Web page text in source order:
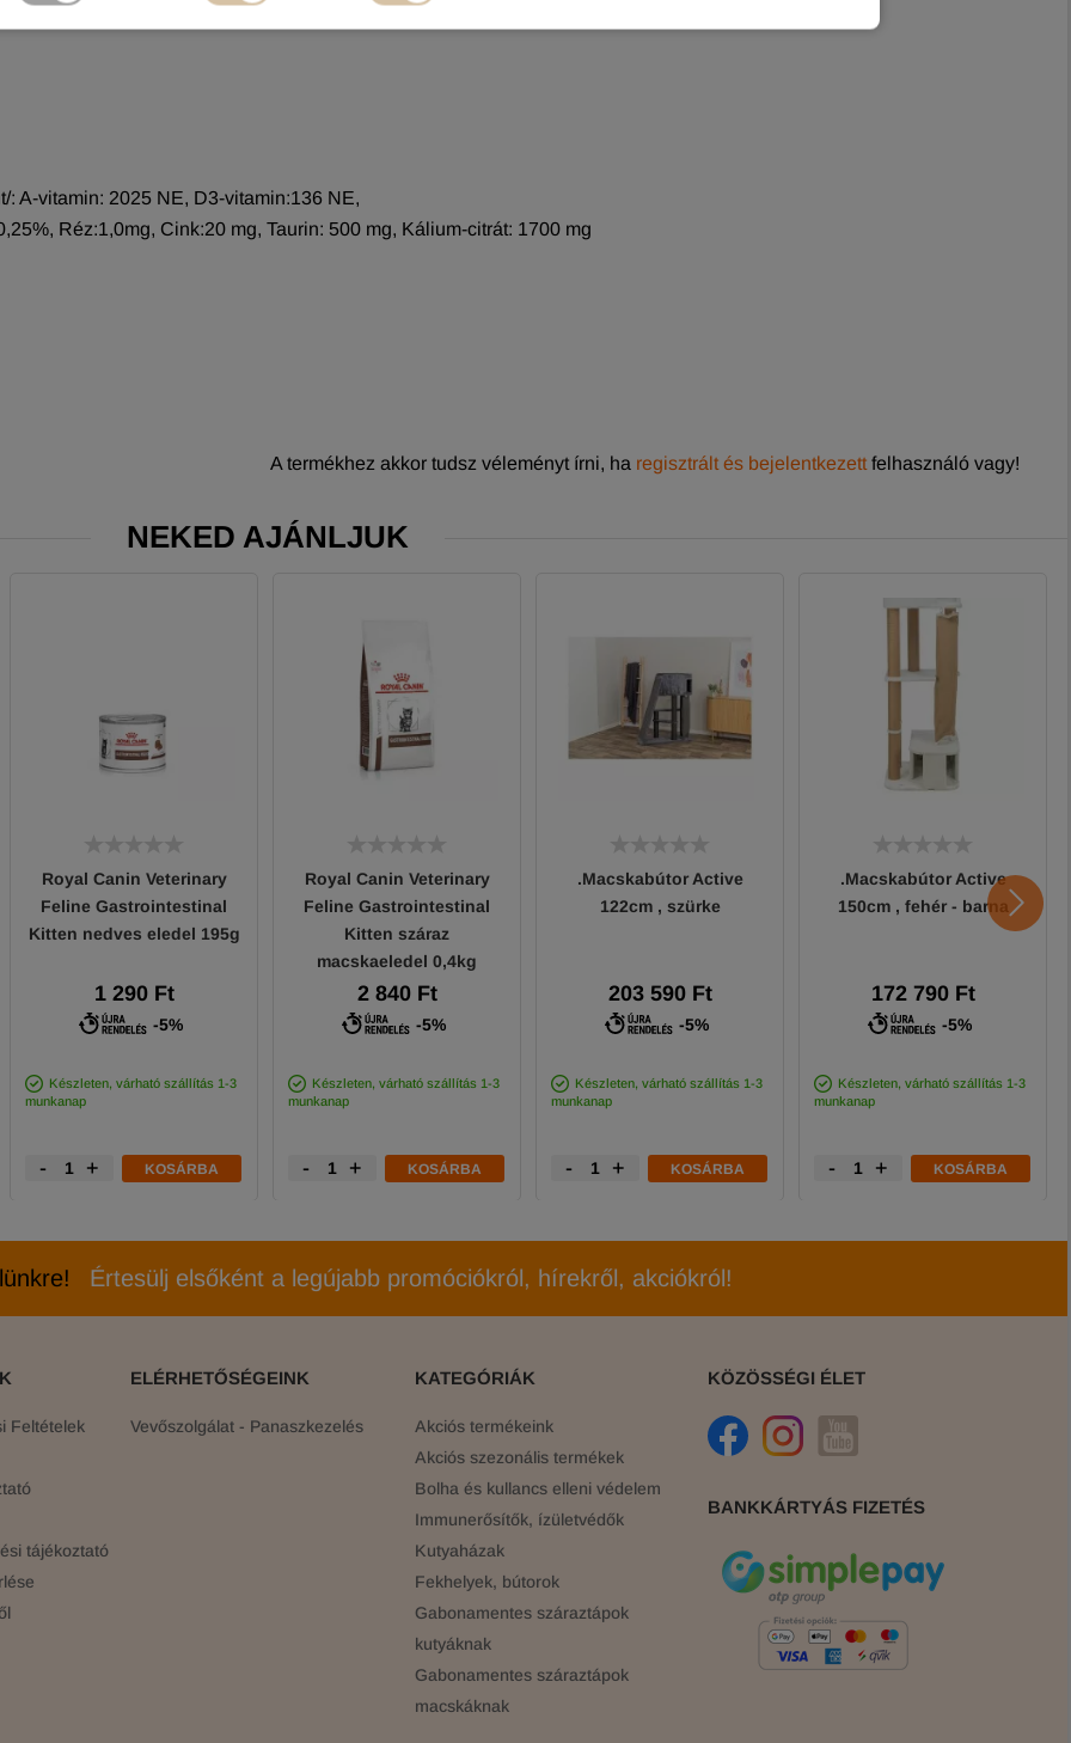
A-vitamin: 2025 NE, D3-vitamin:136 NE,
Réz:1,0mg, Cink:20 mg, Taurin: 500 mg, Kálium-citrát: 1700 mg
A termékhez akkor tudsz véleményt írni, ha regisztrált és bejelentkezett felhasználó vagy!
NEKED AJÁNLJUK
Royal Canin Veterinary
Feline Gastrointestinal
Kitten nedves eledel 195g
1 290 Ft
-5%
Készleten, várható szállítás 1-3
munkanap
- + KOSÁRBA
Royal Canin Veterinary
Feline Gastrointestinal
Kitten száraz
macskaeledel 0,4kg
2 840 Ft
-5%
Készleten, várható szállítás 1-3
munkanap
- + KOSÁRBA
.Macskabútor Active
122cm , szürke
203 590 Ft
-5%
Készleten, várható szállítás 1-3
munkanap
- + KOSÁRBA
.Macskabútor Active
150cm , fehér - barna
172 790 Ft
-5%
Készleten, várható szállítás 1-3
munkanap
- + KOSÁRBA
Értesülj elsőként a legújabb promóciókról, hírekről, akciókról!
Feltételek
tájékoztató
ELÉRHETŐSÉGEINK
Vevőszolgálat - Panaszkezelés
KATEGÓRIÁK
Akciós termékeink
Akciós szezonális termékek
Bolha és kullancs elleni védelem
Immunerősítők, ízületvédők
Kutyaházak
Fekhelyek, bútorok
Gabonamentes száraztápok
kutyáknak
Gabonamentes száraztápok
macskáknak
KÖZÖSSÉGI ÉLET
BANKKÁRTYÁS FIZETÉS